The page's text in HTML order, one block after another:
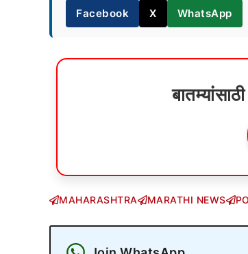
Facebook X WhatsApp
MAHARASHTRA MARATHI NEWS